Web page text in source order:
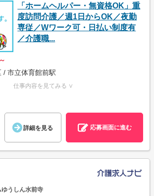
「ホームヘルパー・無資格OK」重
度訪問介護／週1日からOK／夜勤
専従／Wワーク可・日払い制度有
／介護職...
/ 市立体育館前駅
仕事内容を見てみる ∨
詳細を見る 応募画面に進む
うしん水前寺